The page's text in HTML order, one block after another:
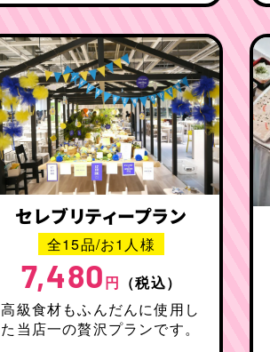
セレブリティープラン
全15品/お1人様
7,480円 （税込）
高級食材もふんだんに使用し
た当店一の贅沢プランです。